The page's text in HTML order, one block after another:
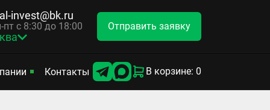
invest@bk.ru
пт с 8:30 до 18:00 Отправить заявку
Контакты В корзине: 0